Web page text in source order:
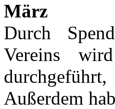
März
Durch
Vereins
Außerdem